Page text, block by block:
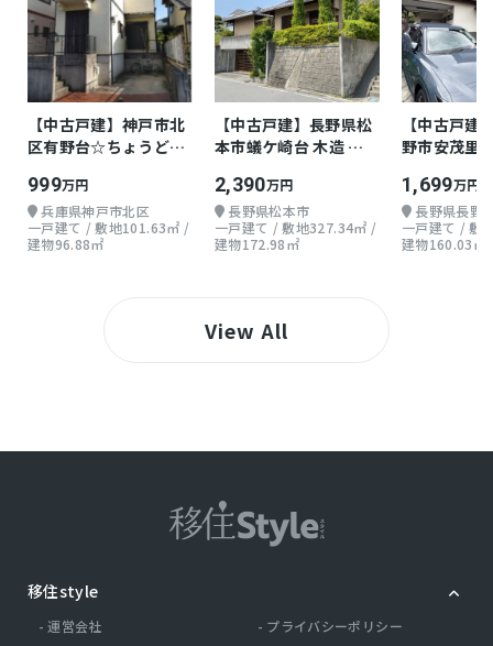
取引態様 仲介
【中古戸建】神戸市北
区有野台☆ちょうどよ
999万円
兵庫県神戸市北区
一戸建て / 敷地101.63㎡ /
建物96.88㎡
【中古戸建】長野県松
本市蟻ケ崎台 木造 地
2,390万円
長野県松本市
一戸建て / 敷地327.34㎡ /
建物172.98㎡
【中古戸建
野市安茂里
1,699万円
長野県長野
一戸建て / 敷
建物160.03㎡
View All
移住style
運営会社 プライバシーポリシー